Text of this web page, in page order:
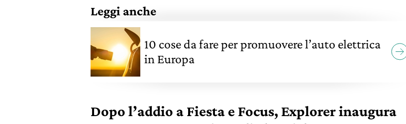
Leggi anche
10 cose da fare per promuovere l’auto elettrica
in Europa
Dopo l’addio a Fiesta e Focus, Explorer inaugura